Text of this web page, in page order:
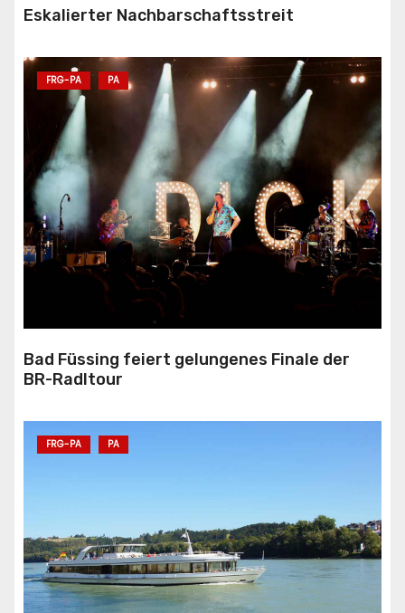
Eskalierter Nachbarschaftsstreit
FRG-PA PA
Bad Füssing feiert gelungenes Finale der
BR-Radltour
FRG-PA PA